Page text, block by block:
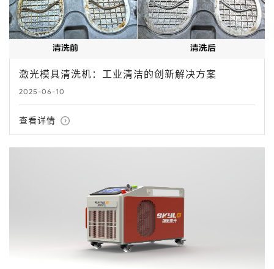
激光模具清洗机：工业清洁的创新解决方案
2025-06-10
查看详情